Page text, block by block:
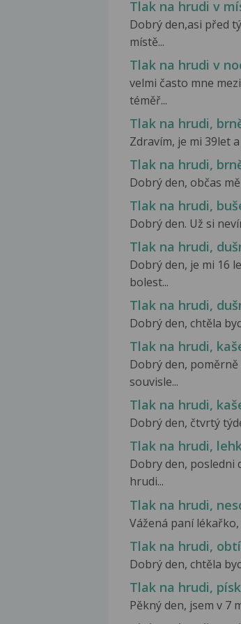
Tlak na hrudi v
Dobrý den,asi před
místě...
Tlak na hrudi v
velmi často mne
téměř...
Tlak na hrudi,
Zdravím, je mi 39let
Tlak na hrudi,
Dobrý den, občas
Tlak na hrudi,
Dobrý den. Už si
Tlak na hrudi,
Dobrý den, je mi 16
bolest...
Tlak na hrudi,
Dobrý den, chtěla
Tlak na hrudi,
Dobrý den,
souvisle...
Tlak na hrudi,
Dobrý den, čtvrtý
Tlak na hrudi,
Dobry den, posledni
hrudi...
Tlak na hrudi,
Vážená paní
Tlak na hrudi,
Dobrý den, chtěla
Tlak na hrudi,
Pěkný den, jsem v 7